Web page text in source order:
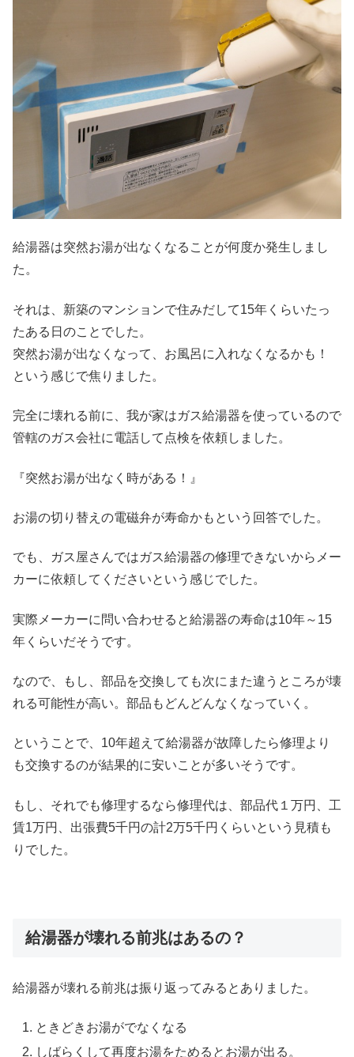
給湯器は突然お湯が出なくなることが何度か発生しまし
た。
それは、新築のマンションで住みだして15年くらいたっ
たある日のことでした。
突然お湯が出なくなって、お風呂に入れなくなるかも！
という感じで焦りました。
完全に壊れる前に、我が家はガス給湯器を使っているので
管轄のガス会社に電話して点検を依頼しました。
『突然お湯が出なく時がある！』
お湯の切り替えの電磁弁が寿命かもという回答でした。
でも、ガス屋さんではガス給湯器の修理できないからメー
カーに依頼してくださいという感じでした。
実際メーカーに問い合わせると給湯器の寿命は10年～15
年くらいだそうです。
なので、もし、部品を交換しても次にまた違うところが壊
れる可能性が高い。部品もどんどんなくなっていく。
ということで、10年超えて給湯器が故障したら修理より
も交換するのが結果的に安いことが多いそうです。
もし、それでも修理するなら修理代は、部品代１万円、工
賃1万円、出張費5千円の計2万5千円くらいという見積も
りでした。
給湯器が壊れる前兆はあるの？
給湯器が壊れる前兆は振り返ってみるとありました。
ときどきお湯がでなくなる
しばらくして再度お湯をためるとお湯が出る。